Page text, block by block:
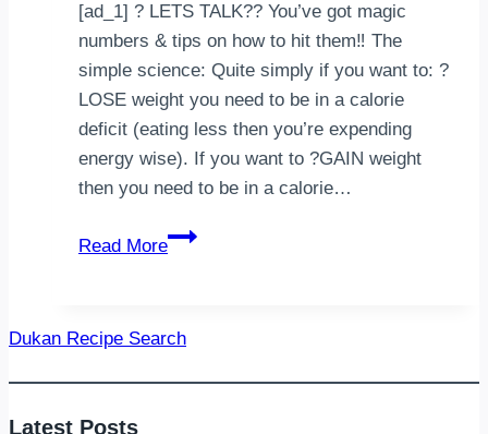
[ad_1] ? LETS TALK?? You’ve got magic
numbers & tips on how to hit them‼️ The
simple science: Quite simply if you want to: ?
LOSE weight you need to be in a calorie
deficit (eating less then you’re expending
energy wise). If you want to ?GAIN weight
then you need to be in a calorie…
Read More
LETS
magic
numbers
Dukan Recipe Search
Latest Posts